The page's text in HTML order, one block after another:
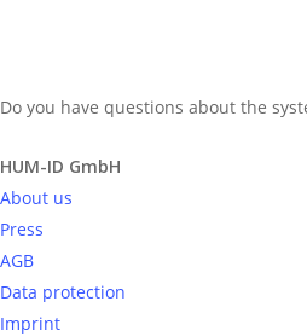
Estrich
HUM-ID hat in den
Do you have questions about the
HUM-ID GmbH
About us
Press
AGB
Data protection
Imprint